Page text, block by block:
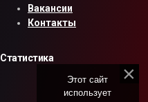
Вакансии
Контакты
Статистика
Этот сайт
использует